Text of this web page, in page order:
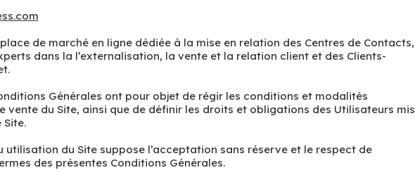
de marché en ligne dédiée à la mise en relation des Centres de Contacts,
dans la l’externalisation, la vente et la relation client et des Clients-
Générales ont pour objet de régir les conditions et modalités
vente du Site, ainsi que de définir les droits et obligations des Utilisateurs mis
Site.
utilisation du Site suppose l’acceptation sans réserve et le respect de
des présentes Conditions Générales.